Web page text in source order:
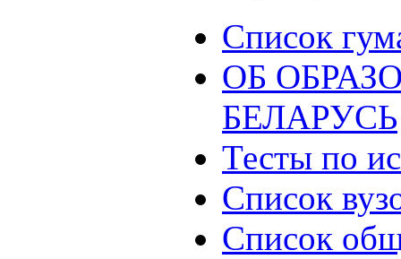
Список
ОБ
БЕЛАРУСЬ
Тесты по
Список
Список